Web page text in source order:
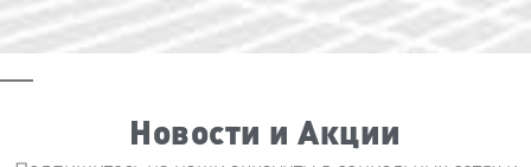
Новости и Акции